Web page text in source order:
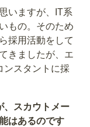
いますが、IT系
もの。そのため
採用活動をして
きましたが、エ
ンスタントに採
、スカウトメー
はあるのです